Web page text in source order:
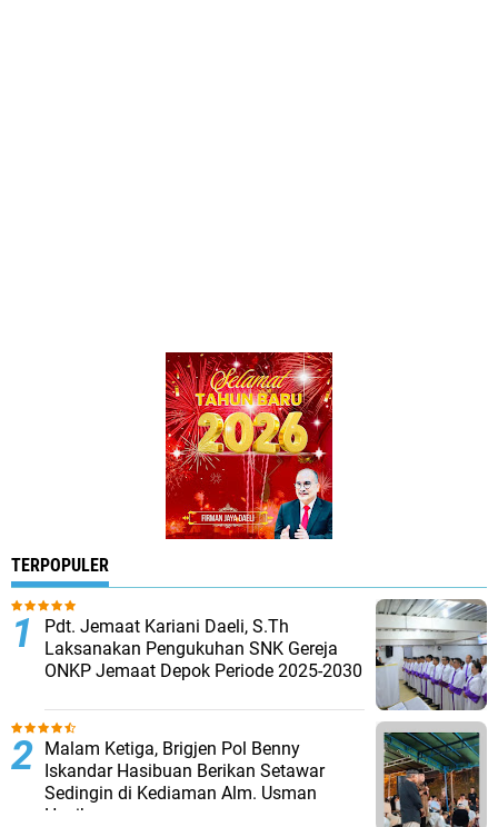
TERPOPULER
Pdt. Jemaat Kariani Daeli, S.Th
Laksanakan Pengukuhan SNK Gereja
ONKP Jemaat Depok Periode 2025-2030
Malam Ketiga, Brigjen Pol Benny
Iskandar Hasibuan Berikan Setawar
Sedingin di Kediaman Alm. Usman
Hasibuan